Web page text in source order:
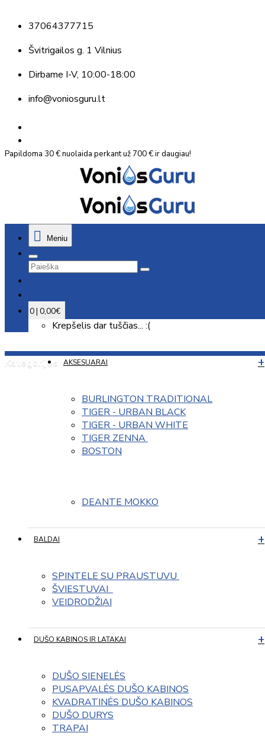
37064377715
Švitrigailos g. 1 Vilnius
Dirbame I-V, 10:00-18:00
info@voniosguru.lt
Papildoma 30 € nuolaida perkant už 700 € ir daugiau!
Meniu
0 | 0,00€
Krepšelis dar tuščias... :(
Kategorijos AKSESUARAI
BURLINGTON TRADITIONAL
TIGER - URBAN BLACK
TIGER - URBAN WHITE
TIGER ZENNA
BOSTON
DEANTE MOKKO
BALDAI
SPINTELE SU PRAUSTUVU
ŠVIESTUVAI
VEIDRODŽIAI
DUŠO KABINOS IR LATAKAI
DUŠO SIENELĖS
PUSAPVALĖS DUŠO KABINOS
KVADRATINĖS DUŠO KABINOS
DUŠO DURYS
TRAPAI